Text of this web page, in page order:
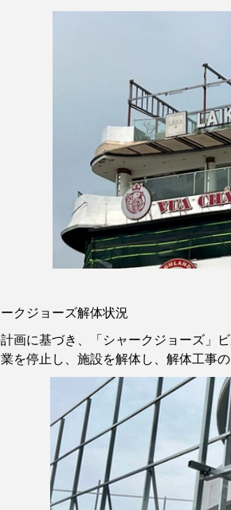
クジョーズ解体状況
画に基づき、「シャークジョーズ」
を停止し、施設を解体し、解体工事